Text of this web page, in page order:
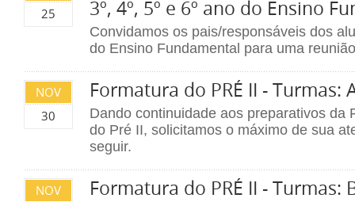
25
3º, 4º, 5º e 6º ano do Ensino
Convidamos os pais/responsáveis dos
do Ensino Fundamental para uma
NOV
30
Formatura do PRÉ II - Turmas:
Dando continuidade aos preparativos da
do Pré II, solicitamos o máximo de sua
seguir.
NOV
Formatura do PRÉ II - Turmas: